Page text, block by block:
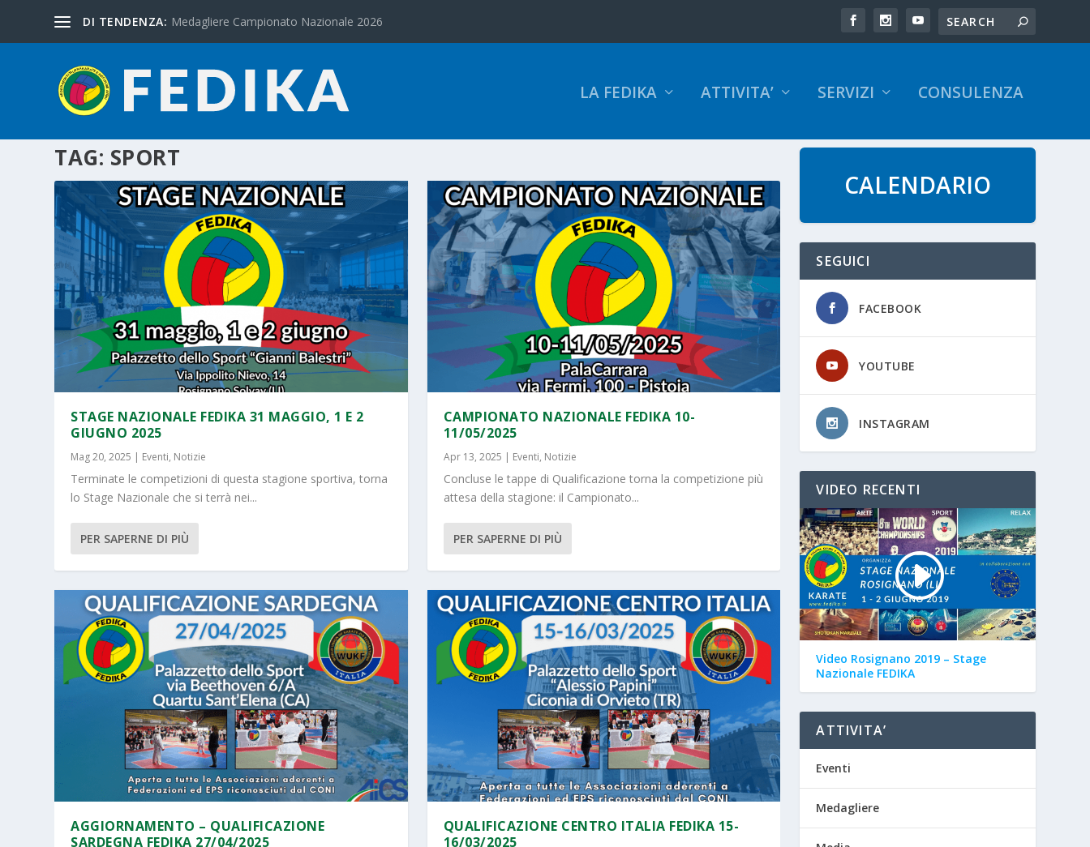
DI TENDENZA: Medagliere Campionato Nazionale 2026
LA FEDIKA ATTIVITA’ SERVIZI CONSULENZA
TAG: SPORT
STAGE NAZIONALE FEDIKA 31 MAGGIO, 1 E 2
GIUGNO 2025
Mag 20, 2025 | Eventi, Notizie
Terminate le competizioni di questa stagione sportiva, torna
lo Stage Nazionale che si terrà nei...
PER SAPERNE DI PIÙ
AGGIORNAMENTO – QUALIFICAZIONE
SARDEGNA FEDIKA 27/04/2025
CAMPIONATO NAZIONALE FEDIKA 10-
11/05/2025
Apr 13, 2025 | Eventi, Notizie
Concluse le tappe di Qualificazione torna la competizione più
attesa della stagione: il Campionato...
PER SAPERNE DI PIÙ
QUALIFICAZIONE CENTRO ITALIA FEDIKA 15-
16/03/2025
CALENDARIO
SEGUICI
FACEBOOK
YOUTUBE
INSTAGRAM
VIDEO RECENTI
Video Rosignano 2019 – Stage
Nazionale FEDIKA
ATTIVITA’
Eventi
Medagliere